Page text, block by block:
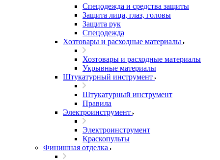
Спецодежда и средства защиты
Защита лица, глаз, головы
Защита рук
Спецодежда
Хозтовары и расходные материалы
Хозтовары и расходные материалы
Укрывные материалы
Штукатурный инструмент
Штукатурный инструмент
Правила
Электроинструмент
Электроинструмент
Краскопульты
Финишная отделка